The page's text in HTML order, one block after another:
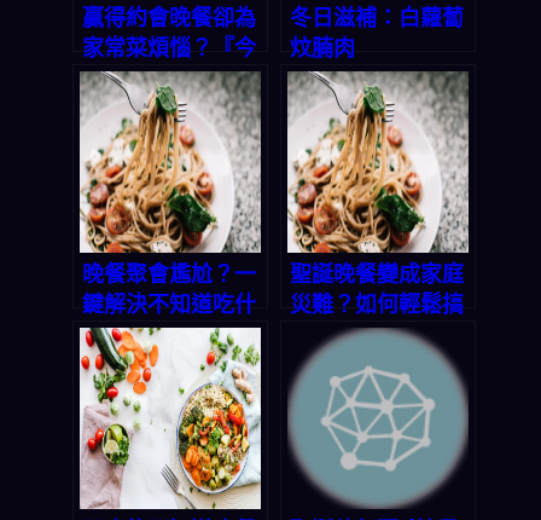
贏得約會晚餐卻為
家常菜煩惱？『今
晚吃什麼』App
10秒解決三餸一湯
選擇困難症
冬日滋補：白蘿蔔
炆腩肉
晚餐聚會尷尬？一
鍵解決不知道吃什
麼的社交痛點，讓
今晚的家宴充滿溫
馨與尊重
聖誕晚餐變成家庭
災難？如何輕鬆搞
定節日三餸一湯，
解決不知道吃什麼
的煩惱